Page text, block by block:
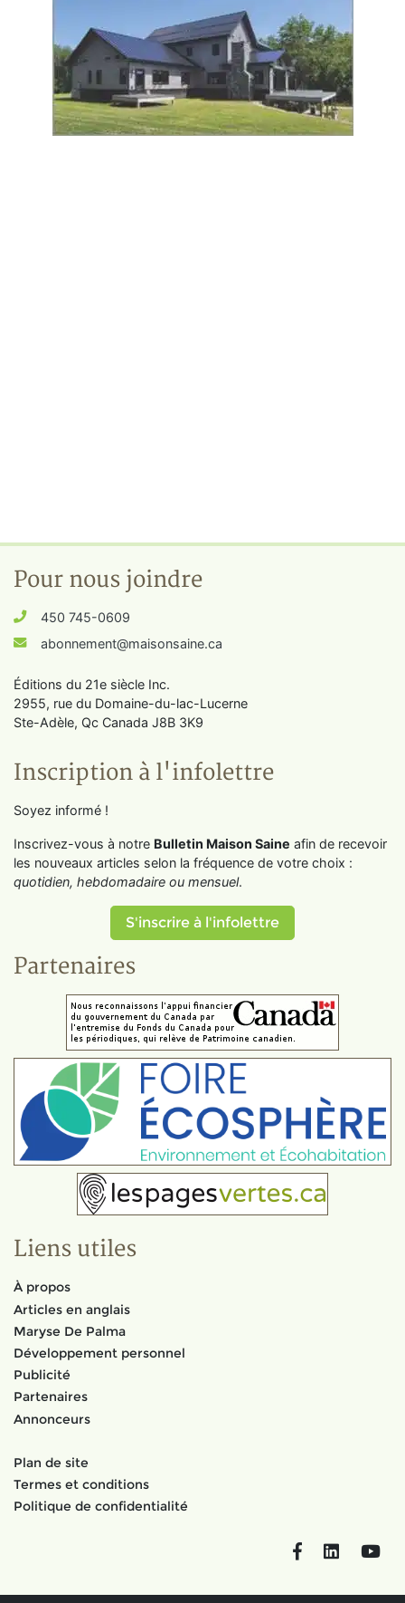
Pour nous joindre
450 745-0609
abonnement@maisonsaine.ca
Éditions du 21e siècle Inc.
2955, rue du Domaine-du-lac-Lucerne
Ste-Adèle, Qc Canada J8B 3K9
Inscription à l'infolettre
Soyez informé !
Inscrivez-vous à notre Bulletin Maison Saine afin de recevoir
les nouveaux articles selon la fréquence de votre choix :
quotidien, hebdomadaire ou mensuel.
S'inscrire à l'infolettre
Partenaires
Liens utiles
À propos
Articles en anglais
Maryse De Palma
Développement personnel
Publicité
Partenaires
Annonceurs
Plan de site
Termes et conditions
Politique de confidentialité
FacebookLinkedIn